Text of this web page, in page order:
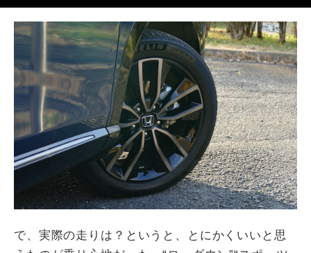
で、実際の走りは？というと、とにかくいいと思